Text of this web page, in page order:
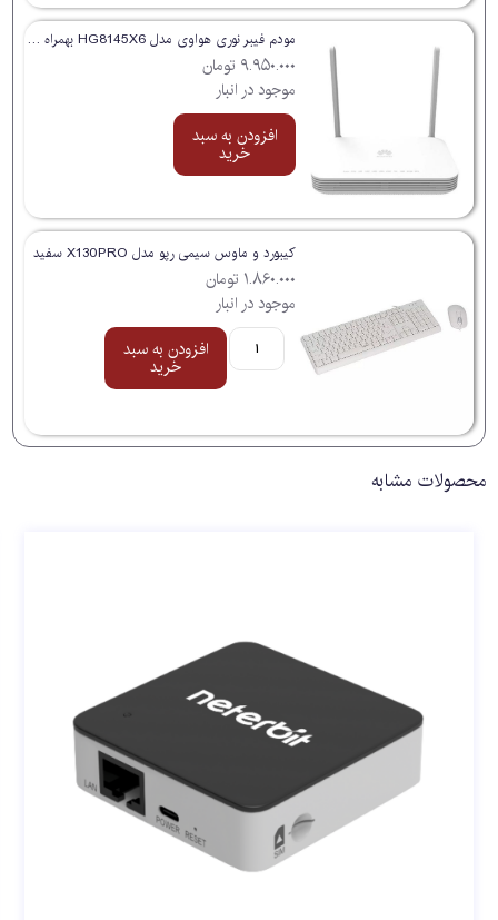
مودم فیبر نوری هواوی مدل HG8145X6 بهمراه کابل پچ کورد
۹.۹۵۰.۰۰۰ تومان
موجود در انبار
افزودن به سبد
خرید
کیبورد و ماوس سیمی رپو مدل X130PRO سفید
۱.۸۶۰.۰۰۰ تومان
موجود در انبار
افزودن به سبد
خرید
محصولات مشابه